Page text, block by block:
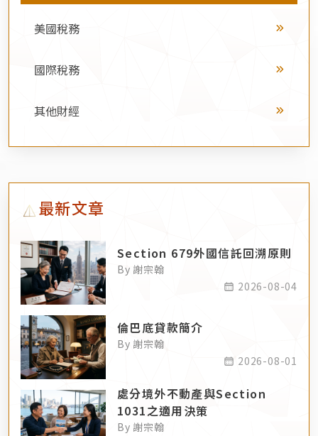
美國稅務
國際稅務
其他財經
最新文章
Section 679外國信託回溯原則
By 謝宗翰
2026-08-04
倫巴底貸款簡介
By 謝宗翰
2026-08-01
處分境外不動產與Section
1031之適用決策
By 謝宗翰